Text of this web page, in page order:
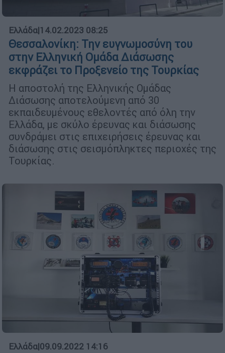
Ελλάδα|14.02.2023 08:25
Θεσσαλονίκη: Την ευγνωμοσύνη του
στην Ελληνική Ομάδα Διάσωσης
εκφράζει το Προξενείο της Τουρκίας
Η αποστολή της Ελληνικής Ομάδας
Διάσωσης αποτελούμενη από 30
εκπαιδευμένους εθελοντές από όλη την
Ελλάδα, με σκύλο έρευνας και διάσωσης
συνδράμει στις επιχειρήσεις έρευνας και
διάσωσης στις σεισμόπληκτες περιοχές της
Τουρκίας.
Ελλάδα|09.09.2022 14:16